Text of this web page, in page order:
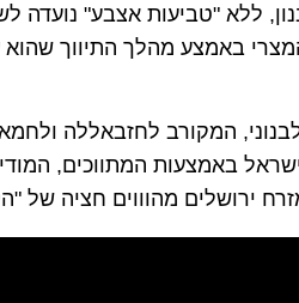
ללא "טביעות אצבע" נועדה
המצרי באמצע מהלך התיווך
באמצעות המתווכים,
ירושלים מהוווים חציה של